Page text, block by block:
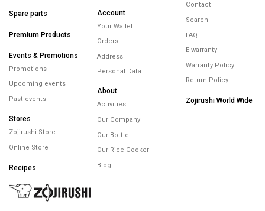
Spare parts
Premium Products
Events & Promotions
Promotions
Upcoming events
Past events
Stores
Zojirushi Store
Online Store
Recipes
Account
Your Wallet
Orders
Address
Personal Data
About
Activities
Our Company
Our Bottle
Our Rice Cooker
Blog
Contact
Search
FAQ
E-warranty
Warranty Policy
Return Policy
Zojirushi World Wide